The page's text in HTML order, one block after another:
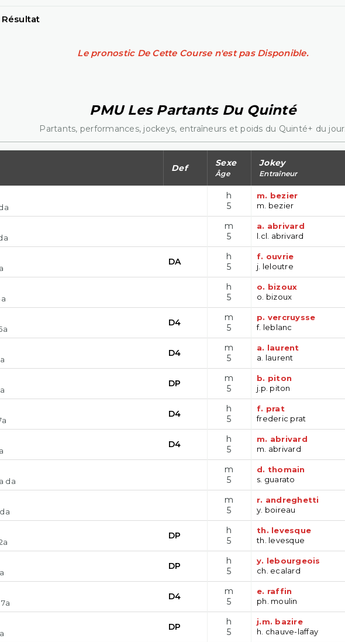
Résultat
Le pronostic De Cette Course n'est pas Disponible.
PMU Les Partants Du Quinté
Partants, performances, jockeys, entraîneurs et poids du Quinté+ du jour.
Def Sexe
Âge
Jokey
Entraîneur
h
5
m. bezier
m. bezier
m
5
a. abrivard
l.cl. abrivard
DA
h
5
f. ouvrie
j. leloutre
h
5
o. bizoux
o. bizoux
D4
m
5
p. vercruysse
f. leblanc
D4
m
5
a. laurent
a. laurent
DP
m
5
b. piton
j.p. piton
D4
h
5
f. prat
frederic prat
D4
h
5
m. abrivard
m. abrivard
da
m
5
d. thomain
s. guarato
m
5
r. andreghetti
y. boireau
DP
h
5
th. levesque
th. levesque
DP
h
5
y. lebourgeois
ch. ecalard
D4
m
5
e. raffin
ph. moulin
DP
h
5
j.m. bazire
h. chauve-laffay